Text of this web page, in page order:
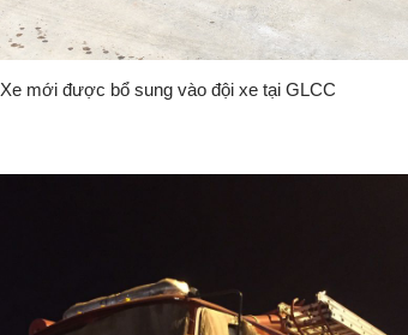
Xe mới được bổ sung vào đội xe tại GLCC